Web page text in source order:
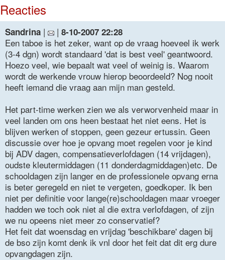
Reacties
Sandrina | | 8-10-2007 22:28
Een taboe is het zeker, want op de vraag hoeveel ik werk
(3-4 dgn) wordt standaard 'dat is best veel' geantwoord.
Hoezo veel, wie bepaalt wat veel of weinig is. Waarom
wordt de werkende vrouw hierop beoordeeld? Nog nooit
heeft iemand die vraag aan mijn man gesteld.
Het part-time werken zien we als verworvenheid maar in
veel landen om ons heen bestaat het niet eens. Het is
blijven werken of stoppen, geen gezeur ertussin. Geen
discussie over hoe je opvang moet regelen voor je kind
bij ADV dagen, compensatieverlofdagen (14 vrijdagen),
oudste kleutermiddagen (11 donderdagmiddagen)etc. De
schooldagen zijn langer en de professionele opvang erna
is beter geregeld en niet te vergeten, goedkoper. Ik ben
niet per definitie voor lange(re)schooldagen maar vroeger
hadden we toch ook niet al die extra verlofdagen, of zijn
we nu opeens niet meer zo conservatief?
Het feit dat woensdag en vrijdag 'beschikbare' dagen bij
de bso zijn komt denk ik vnl door het feit dat dit erg dure
opvangdagen zijn.